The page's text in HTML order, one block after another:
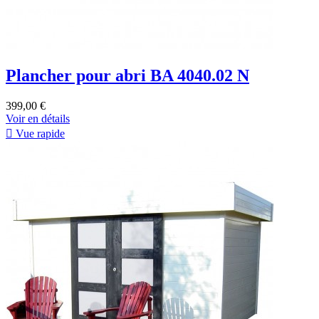
Plancher pour abri BA 4040.02 N
399,00 €
Voir en détails
 Vue rapide